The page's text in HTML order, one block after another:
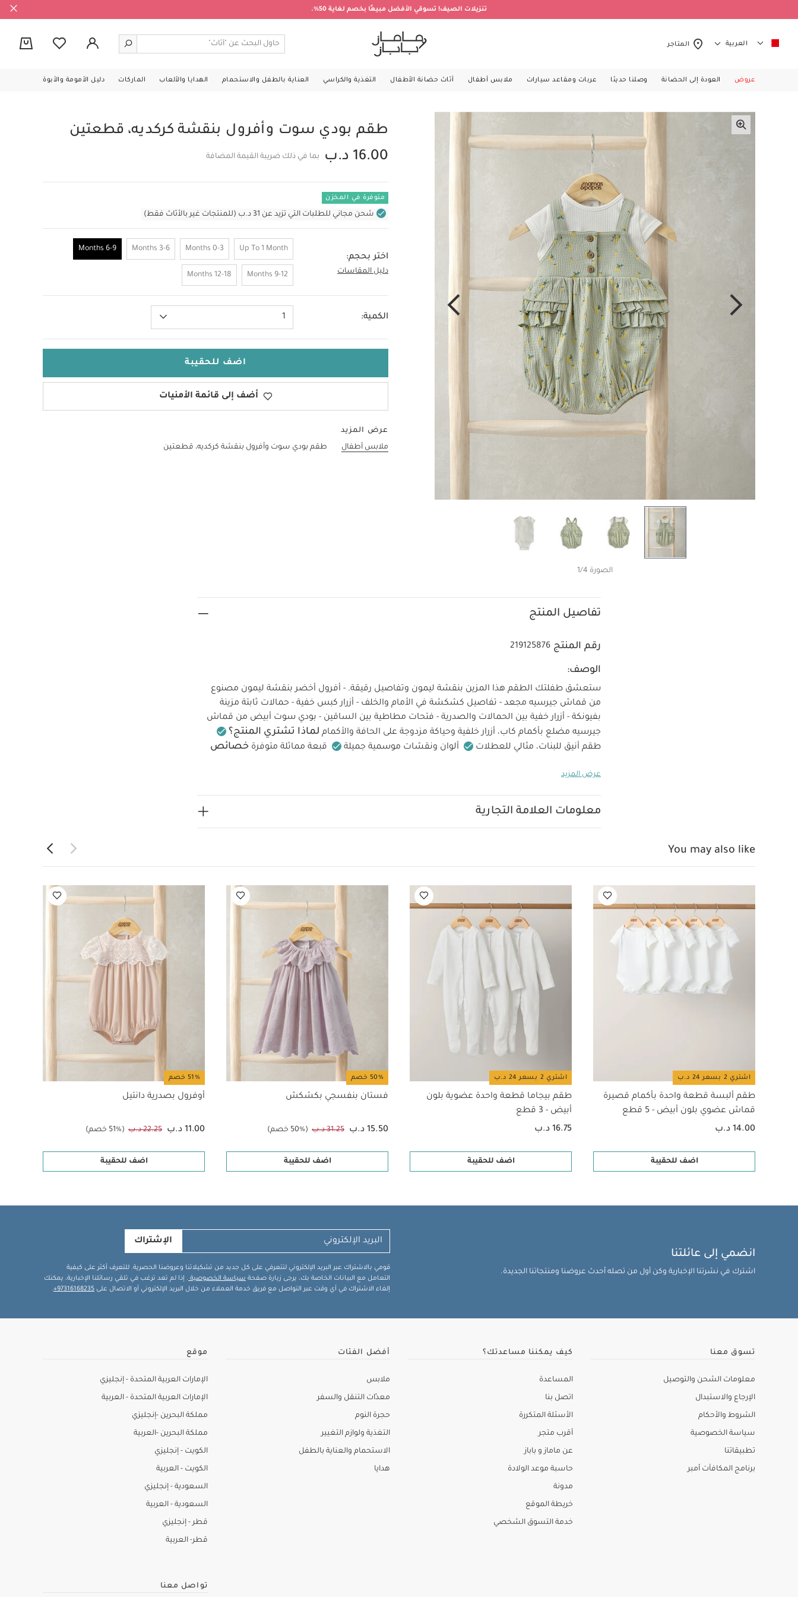
تنزيلات الصيف! تسوقي الأفضل مبيعًا بخصم لغاية 50%.
العربية المتاجر
عروض العودة إلى الحضانة وصلنا حديثا عربات ومقاعد سيارات ملابس أطفال أثاث حضانة الأطفال التغذية والكراسي العناية بالطفل والاستحمام الهدايا والألعاب الماركات دليل الأمومة والأبوة
الصورة 1/4
طقم بودي سوت وأفرول بنقشة كركديه، قطعتين
16.00 د.ب
بما في ذلك ضريبة القيمة المضافة
متوفرة في المخزن
شحن مجاني للطلبات التي تزيد عن 31 د.ب (للمنتجات غير بالأثاث فقط)
اختر بحجم:
دليل المقاسات
Up To 1 Month
0-3 Months
3-6 Months
6-9 Months
9-12 Months
12-18 Months 6-9 Months
الكمية: 1
اضف للحقيبة
أضف إلى قائمة الأمنيات
عرض المزيد
ملابس أطفال
طقم بودي سوت وأفرول بنقشة كركديه، قطعتين
تفاصيل المنتج
رقم المنتج 219125876
الوصف:
ستعشق طفلتك الطقم هذا المزين بنقشة ليمون وتفاصيل رقيقة. - أفرول أخضر بنقشة ليمون مصنوع
من قماش جيرسيه مجعد - تفاصيل كشكشة في الأمام والخلف - أزرار كبس خفية - حمالات ثابتة مزينة
بفيونكة - أزرار خفية بين الحمالات والصدرية - فتحات مطاطية بين الساقين - بودي سوت أبيض من قماش
جيرسيه مضلع بأكمام كاب، أزرار خلفية وحياكة مزدوجة على الحافة والأكمام لماذا تشتري المنتج؟
طقم أنيق للبنات، مثالي للعطلات ألوان ونقشات موسمية جميلة قبعة مماثلة متوفرة خصائص
مصنوع من قماش جيرسيه مجعد - تفاصيل كشكشة في الأمام والخلف - أزرار كبس خفية - حمالات ثابتة
قماش جيرسيه مضلع بأكمام كاب، أزرار خلفية وحياكة مزدوجة على الحافة والأكمام.
بكشكش
طقم بيجاما قطعة واحدة بنقشة فطر - 3 قطع
عرض المزيد
معلومات العلامة التجارية
You may also like
اشتري 2 بسعر 24 د.ب
طقم ألبسة قطعة واحدة بأكمام قصيرة
قماش عضوي بلون أبيض - 5 قطع
14.00 د.ب
اضف للحقيبة
اشتري 2 بسعر 24 د.ب
طقم بيجاما قطعة واحدة عضوية بلون
أبيض - 3 قطع
16.75 د.ب
اضف للحقيبة
50% خصم
فستان بنفسجي بكشكش
15.50 د.ب 31.25 د.ب (50% خصم)
اضف للحقيبة
51% خصم
أوفرول بصدرية دانتيل
11.00 د.ب 22.25 د.ب (51% خصم)
اضف للحقيبة
انضمي إلى عائلتنا
اشترك في نشرتنا الإخبارية وكن أول من تصله أحدث عروضنا ومنتجاتنا الجديدة.
الإشتراك
قومي بالاشتراك عبر البريد الإلكتروني لتتعرفي على كل جديد من تشكيلاتنا وعروضنا الحصرية. للتعرف أكثر على كيفية
التعامل مع البيانات الخاصة بك، يرجى زيارة صفحة سياسة الخصوصية . إذا لم تعد ترغب في تلقي رسائلنا الإخبارية، يمكنك
إلغاء الاشتراك في أي وقت عبر التواصل مع فريق خدمة العملاء من خلال البريد الإلكتروني أو الاتصال على 97316168235+
.
تسوق معنا
معلومات الشحن والتوصيل
الإرجاع والاستبدال
الشروط والأحكام
سياسة الخصوصية
تطبيقاتنا
برنامج المكافآت أمبر
كيف يمكننا مساعدتك؟
المساعدة
اتصل بنا
الأسئلة المتكررة
أقرب متجر
عن ماماز و باباز
حاسبة موعد الولادة
مدونة
خريطة الموقع
خدمة التسوق الشخصي
أفضل الفئات
ملابس
معدّات التنقل والسفر
حجرة النوم
التغذية ولوازم التغيير
الاستحمام والعناية بالطفل
هدايا
موقع
الإمارات العربية المتحدة - إنجليزي
الإمارات العربية المتحدة - العربية
مملكة البحرين -إنجليزي
مملكة البحرين -العربية
الكويت - إنجليزي
الكويت - العربية
السعودية - إنجليزي
السعودية - العربية
قطر - إنجليزي
قطر- العربية
تواصل معنا